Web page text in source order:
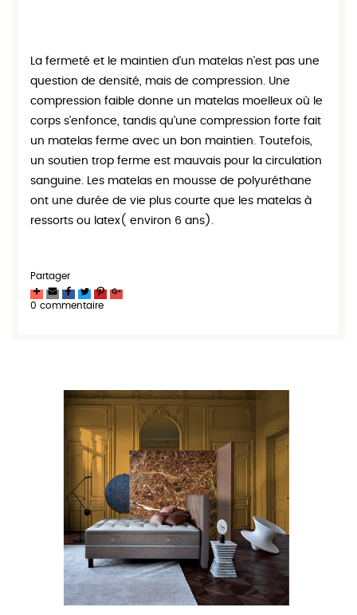
La fermeté et le maintien d'un matelas n'est pas une
question de densité, mais de compression. Une
compression faible donne un matelas moelleux où le
corps s'enfonce, tandis qu'une compression forte fait
un matelas ferme avec un bon maintien. Toutefois,
un soutien trop ferme est mauvais pour la circulation
sanguine. Les matelas en mousse de polyuréthane
ont une durée de vie plus courte que les matelas à
ressorts ou latex( environ 6 ans).
Partager
0 commentaire